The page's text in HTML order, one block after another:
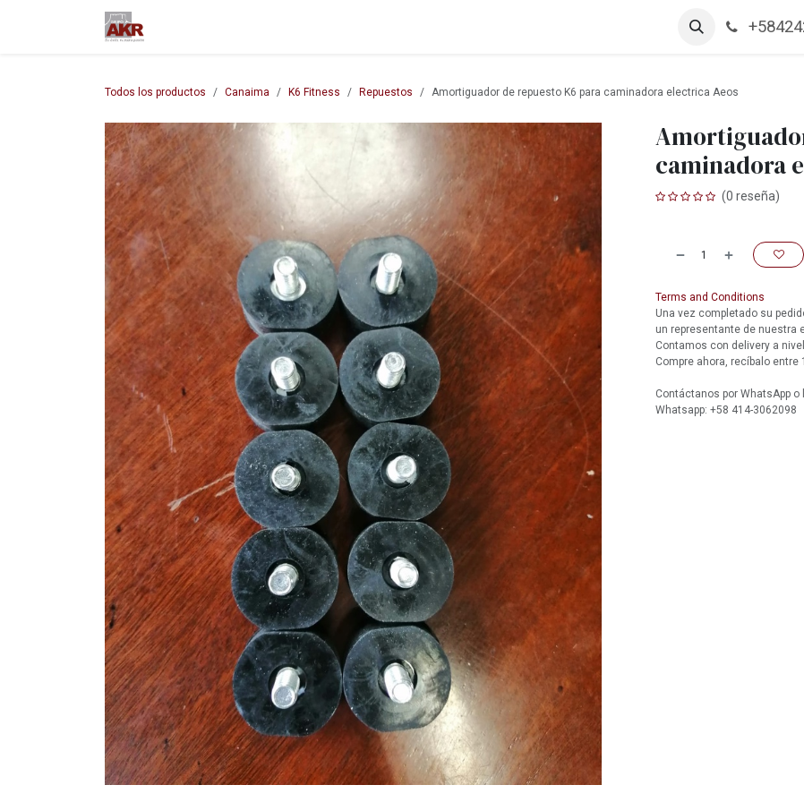
Empleos
Todos los productos Canaima K6 Fitness Repuestos Amortiguador de repuesto K6 para caminadora electrica Aeos
caminadora
(0 reseña)
Terms and Conditions
Una vez completado su
un representante de nuestra
Contamos con delivery a nivel
Compre ahora, recíbalo entre
Contáctanos por WhatsApp
Whatsapp: +58 414-